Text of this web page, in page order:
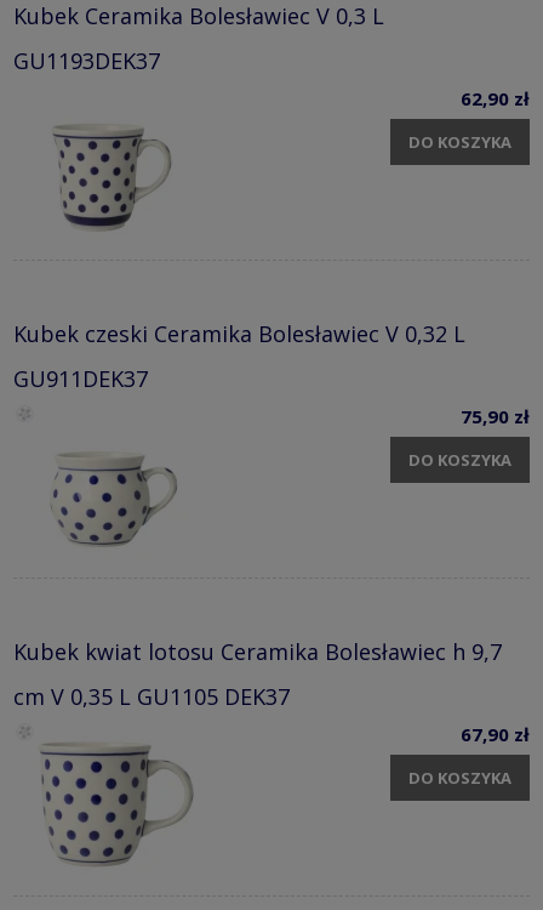
Kubek Ceramika Bolesławiec V 0,3 L
GU1193DEK37
62,90 zł
DO KOSZYKA
Kubek czeski Ceramika Bolesławiec V 0,32 L
GU911DEK37
75,90 zł
DO KOSZYKA
Kubek kwiat lotosu Ceramika Bolesławiec h 9,7
cm V 0,35 L GU1105 DEK37
67,90 zł
DO KOSZYKA